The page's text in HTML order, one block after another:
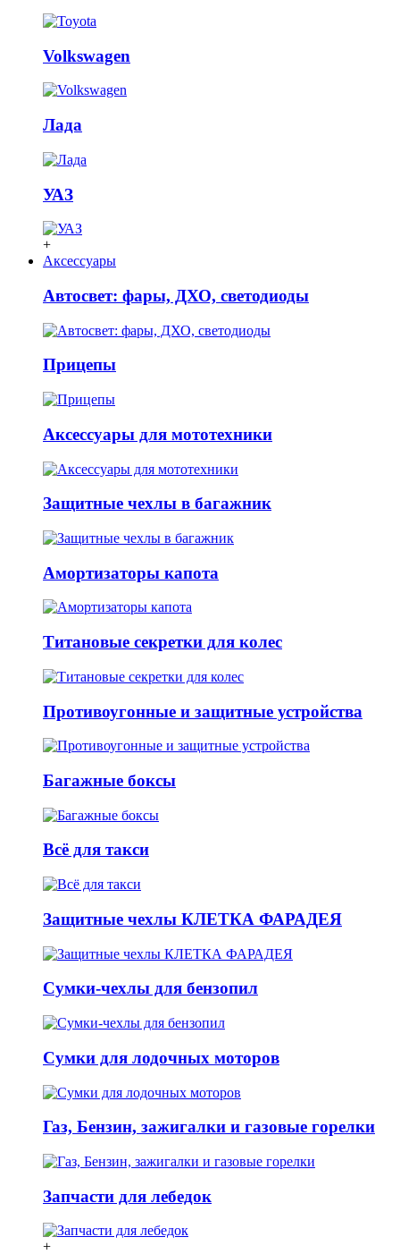
Volkswagen
Лада
УАЗ
+
Аксессуары
Автосвет: фары, ДХО, светодиоды
Прицепы
Аксессуары для мототехники
Защитные чехлы в багажник
Амортизаторы капота
Титановые секретки для колес
Противоугонные и защитные устройства
Багажные боксы
Всё для такси
Защитные чехлы КЛЕТКА ФАРАДЕЯ
Сумки-чехлы для бензопил
Сумки для лодочных моторов
Газ, Бензин, зажигалки и газовые горелки
Запчасти для лебедок
+